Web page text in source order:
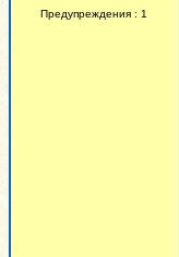
Предупреждения : 1